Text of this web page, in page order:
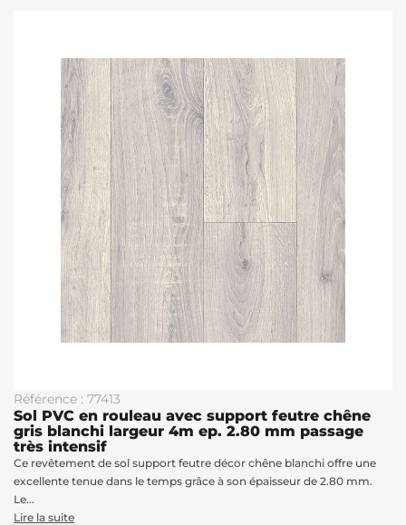
Référence : 77413
Sol PVC en rouleau avec support feutre chêne
gris blanchi largeur 4m ep. 2.80 mm passage
très intensif
Ce revêtement de sol support feutre décor chêne blanchi offre une
excellente tenue dans le temps grâce à son épaisseur de 2.80 mm.
Le...
Lire la suite